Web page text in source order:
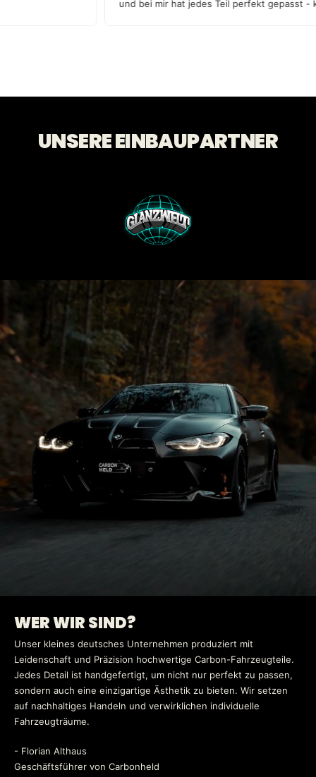
und bei mir hat jedes Teil perfekt
UNSERE EINBAUPARTNER
WER WIR SIND?
Unser kleines deutsches Unternehmen produziert mit
Leidenschaft und Präzision hochwertige Carbon-Fahrzeugteile.
Jedes Detail ist handgefertigt, um nicht nur perfekt zu passen,
sondern auch eine einzigartige Ästhetik zu bieten. Wir setzen
auf nachhaltiges Handeln und verwirklichen individuelle
Fahrzeugträume.
- Florian Althaus
Geschäftsführer von Carbonheld